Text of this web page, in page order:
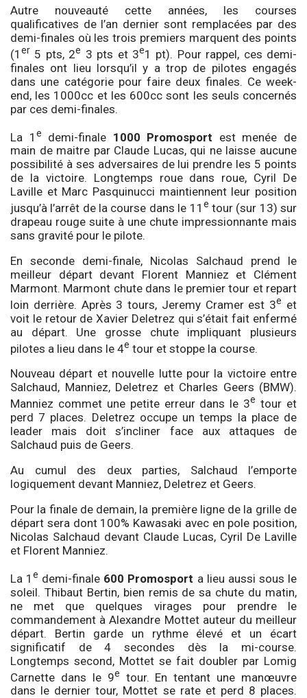
Autre nouveauté cette années, les courses
qualificatives de l’an dernier sont remplacées par des
demi-finales où les trois premiers marquent des points
(1 er 5 pts, 2e 3 pts et 3e1 pt). Pour rappel, ces demi-
finales ont lieu lorsqu’il y a trop de pilotes engagés
dans une catégorie pour faire deux finales. Ce week-
end, les 1000cc et les 600cc sont les seuls concernés
par ces demi-finales.
La 1 e demi-finale 1000 Promosport est menée de
main de maitre par Claude Lucas, qui ne laisse aucune
possibilité à ses adversaires de lui prendre les 5 points
de la victoire. Longtemps roue dans roue, Cyril De
Laville et Marc Pasquinucci maintiennent leur position
jusqu’à l’arrêt de la course dans le 11 e tour (sur 13) sur
drapeau rouge suite à une chute impressionnante mais
sans gravité pour le pilote.
En seconde demi-finale, Nicolas Salchaud prend le
meilleur départ devant Florent Manniez et Clément
Marmont. Marmont chute dans le premier tour et repart
loin derrière. Après 3 tours, Jeremy Cramer est 3e et
voit le retour de Xavier Deletrez qui s’était fait enfermé
au départ. Une grosse chute impliquant plusieurs
pilotes a lieu dans le 4e tour et stoppe la course.
Nouveau départ et nouvelle lutte pour la victoire entre
Salchaud, Manniez, Deletrez et Charles Geers (BMW).
Manniez commet une petite erreur dans le 3e tour et
perd 7 places. Deletrez occupe un temps la place de
leader mais doit s’incliner face aux attaques de
Salchaud puis de Geers.
Au cumul des deux parties, Salchaud l’emporte
logiquement devant Manniez, Deletrez et Geers.
Pour la finale de demain, la première ligne de la grille de
départ sera dont 100% Kawasaki avec en pole position,
Nicolas Salchaud devant Claude Lucas, Cyril De Laville
et Florent Manniez.
La 1e demi-finale 600 Promosport a lieu aussi sous le
soleil. Thibaut Bertin, bien remis de sa chute du matin,
ne met que quelques virages pour prendre le
commandement à Alexandre Mottet auteur du meilleur
départ. Bertin garde un rythme élevé et un écart
significatif de 4 secondes dès la mi-course.
Longtemps second, Mottet se fait doubler par Lomig
Carnette dans le 9e
tour. En tentant une manœuvre
dans le dernier tour, Mottet se rate et perd 8 places.